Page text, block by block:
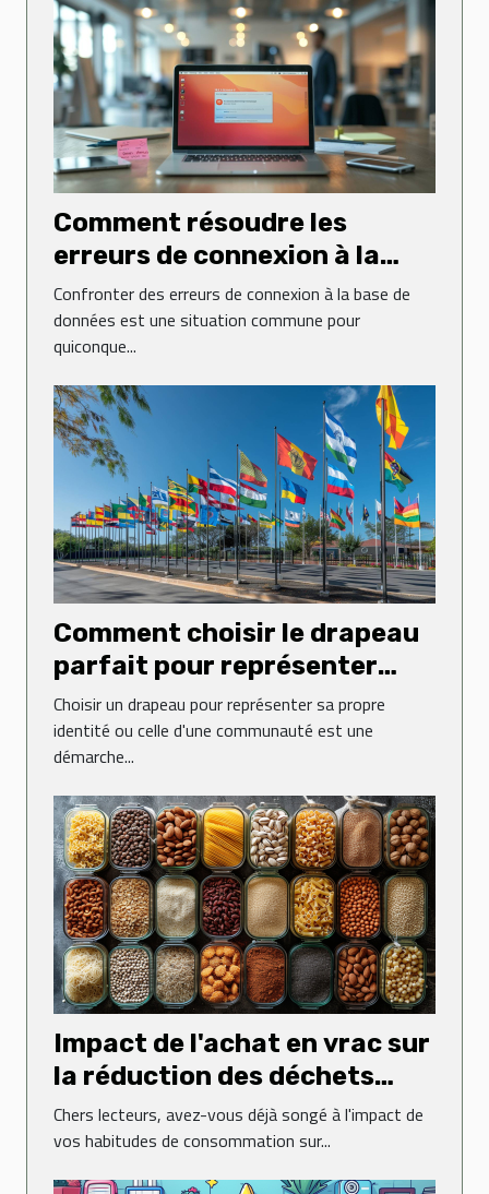
Comment résoudre les
erreurs de connexion à la
base de données sur un site
web
Confronter des erreurs de connexion à la base de
données est une situation commune pour
quiconque...
Comment choisir le drapeau
parfait pour représenter
votre identité
Choisir un drapeau pour représenter sa propre
identité ou celle d'une communauté est une
démarche...
Impact de l'achat en vrac sur
la réduction des déchets
ménagers
Chers lecteurs, avez-vous déjà songé à l'impact de
vos habitudes de consommation sur...